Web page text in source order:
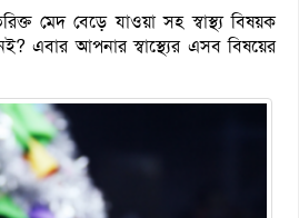
মেদ বেড়ে যাওয়া সহ স্বাস্থ্য বিষয়ক
এবার আপনার স্বাস্থ্যের এসব বিষয়ের